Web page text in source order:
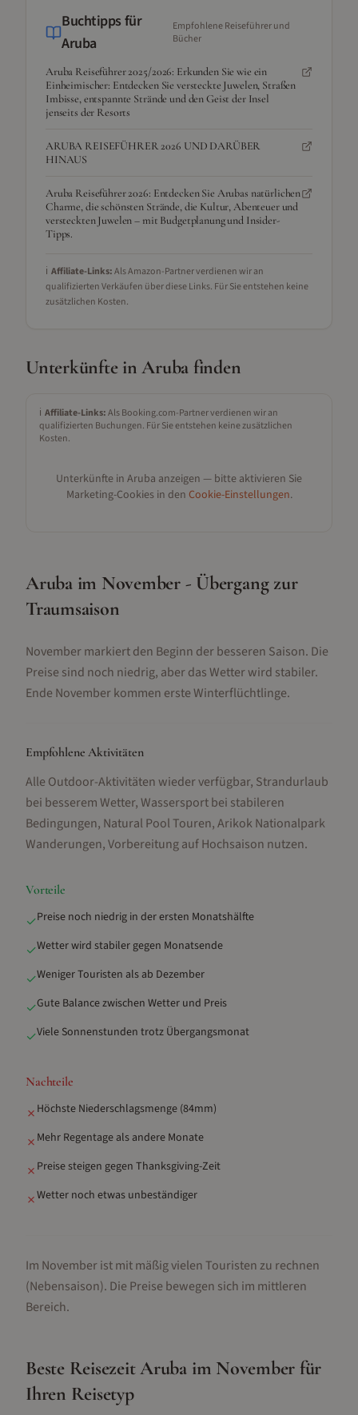
Buchtipps für
Aruba
Empfohlene Reiseführer und
Bücher
Aruba Reiseführer 2025/2026: Erkunden Sie wie ein
Einheimischer: Entdecken Sie versteckte Juwelen, Straßen
Imbisse, entspannte Strände und den Geist der Insel
jenseits der Resorts
ARUBA REISEFÜHRER 2026 UND DARÜBER
HINAUS
Aruba Reiseführer 2026: Entdecken Sie Arubas natürlichen
Charme, die schönsten Strände, die Kultur, Abenteuer und
versteckten Juwelen – mit Budgetplanung und Insider-
Tipps.
ℹ️ Affiliate-Links:Als Amazon-Partner verdienen wir an
qualifizierten Verkäufen über diese Links. Für Sie entstehen keine
zusätzlichen Kosten.
Unterkünfte inAruba finden
ℹ️ Affiliate-Links:Als Booking.com-Partner verdienen wir an
qualifizierten Buchungen. Für Sie entstehen keine zusätzlichen
Kosten.
Unterkünfte in Aruba anzeigen — bitte aktivieren Sie
Marketing-Cookies in den Cookie-Einstellungen.
Aruba im November - Übergang zur
Traumsaison
November markiert den Beginn der besseren Saison. Die
Preise sind noch niedrig, aber das Wetter wird stabiler.
Ende November kommen erste Winterflüchtlinge.
Empfohlene Aktivitäten
Alle Outdoor-Aktivitäten wieder verfügbar, Strandurlaub
bei besserem Wetter, Wassersport bei stabileren
Bedingungen, Natural Pool Touren, Arikok Nationalpark
Wanderungen, Vorbereitung auf Hochsaison nutzen.
Vorteile
✓Preise noch niedrig in der ersten Monatshälfte
✓Wetter wird stabiler gegen Monatsende
✓Weniger Touristen als ab Dezember
✓Gute Balance zwischen Wetter und Preis
✓Viele Sonnenstunden trotz Übergangsmonat
Nachteile
✗ Höchste Niederschlagsmenge (84mm)
✗ Mehr Regentage als andere Monate
✗ Preise steigen gegen Thanksgiving-Zeit
✗Wetter noch etwas unbeständiger
Im November ist mit mäßig vielen Touristen zu rechnen
(Nebensaison). Die Preise bewegen sich im mittleren
Bereich.
Beste ReisezeitArubaim November für
Ihren Reisetyp